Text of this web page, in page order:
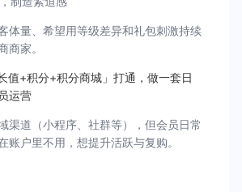
体量、希望用等级差异和礼包刺激持续
商家。
值+积分+积分商城」打通，做一套日
运营
渠道（小程序、社群等），但会员日常
账户里不用，想提升活跃与复购。